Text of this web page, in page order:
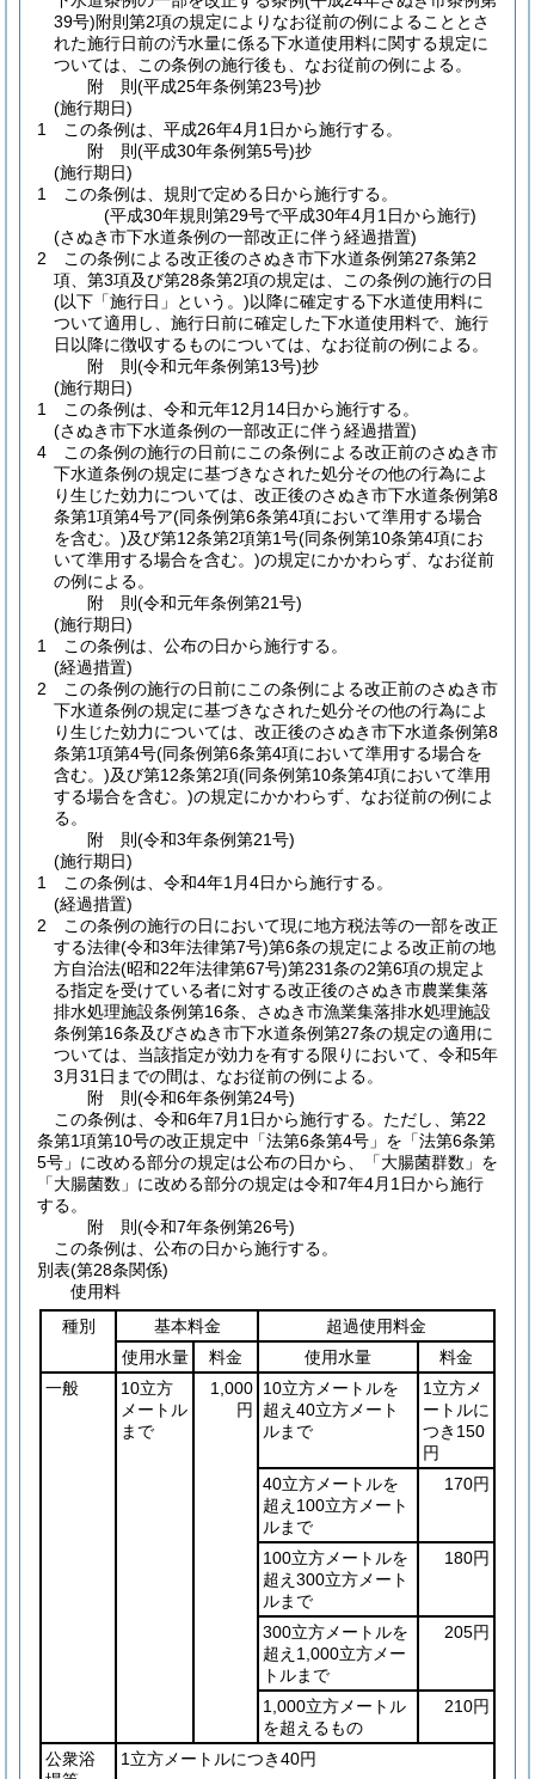
39号)附則第2項の規定によりなお従前の例によることとさ
れた施行日前の汚水量に係る下水道使用料に関する規定に
ついては、この条例の施行後も、なお従前の例による。
附 則(平成25年条例第23号)抄
(施行期日)
1
この条例は、平成26年4月1日から施行する。
附 則(平成30年条例第5号)抄
(施行期日)
1
この条例は、規則で定める日から施行する。
(平成30年規則第29号で平成30年4月1日から施行)
(さぬき市下水道条例の一部改正に伴う経過措置)
2
この条例による改正後のさぬき市下水道条例第27条第2
項、第3項及び第28条第2項の規定は、この条例の施行の日
(以下「施行日」という。)以降に確定する下水道使用料に
ついて適用し、施行日前に確定した下水道使用料で、施行
日以降に徴収するものについては、なお従前の例による。
附 則(令和元年条例第13号)抄
(施行期日)
1
この条例は、令和元年12月14日から施行する。
(さぬき市下水道条例の一部改正に伴う経過措置)
4
この条例の施行の日前にこの条例による改正前のさぬき市
下水道条例の規定に基づきなされた処分その他の行為によ
り生じた効力については、改正後のさぬき市下水道条例第8
条第1項第4号ア(同条例第6条第4項において準用する場合
を含む。)及び第12条第2項第1号(同条例第10条第4項にお
いて準用する場合を含む。)の規定にかかわらず、なお従前
の例による。
附 則(令和元年条例第21号)
(施行期日)
1
この条例は、公布の日から施行する。
(経過措置)
2
この条例の施行の日前にこの条例による改正前のさぬき市
下水道条例の規定に基づきなされた処分その他の行為によ
り生じた効力については、改正後のさぬき市下水道条例第8
条第1項第4号(同条例第6条第4項において準用する場合を
含む。)及び第12条第2項(同条例第10条第4項において準用
する場合を含む。)の規定にかかわらず、なお従前の例によ
る。
附 則(令和3年条例第21号)
(施行期日)
1
この条例は、令和4年1月4日から施行する。
(経過措置)
2
この条例の施行の日において現に地方税法等の一部を改正
する法律(令和3年法律第7号)第6条の規定による改正前の地
方自治法(昭和22年法律第67号)第231条の2第6項の規定よ
る指定を受けている者に対する改正後のさぬき市農業集落
排水処理施設条例第16条、さぬき市漁業集落排水処理施設
条例第16条及びさぬき市下水道条例第27条の規定の適用に
ついては、当該指定が効力を有する限りにおいて、令和5年
3月31日までの間は、なお従前の例による。
附 則(令和6年条例第24号)
この条例は、令和6年7月1日から施行する。 ただし、第22
条第1項第10号の改正規定中「法第6条第4号」を「法第6条第
5号」に改める部分の規定は公布の日から、「大腸菌群数」を
「大腸菌数」に改める部分の規定は令和7年4月1日から施行
する。
附 則(令和7年条例第26号)
この条例は、公布の日から施行する。
別表(第28条関係)
使用料
種別
基本料金
超過使用料金
使用水量
料金 使用水量
料金
一般
10立方
メートル
まで
1,000
円
10立方メートルを
超え40立方メート
ルまで
1立方メ
ートルに
つき150
円
40立方メートルを
超え100立方メート
ルまで
170円
100立方メートルを
超え300立方メート
ルまで
180円
300立方メートルを
超え1,000立方メー
トルまで
205円
1,000立方メートル
を超えるもの
210円
公衆浴
1立方メートルにつき40円